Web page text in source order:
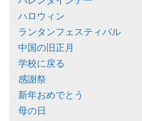
ハロウィン
ランタンフェスティバル
中国の旧正月
学校に戻る
感謝祭
新年おめでとう
母の日